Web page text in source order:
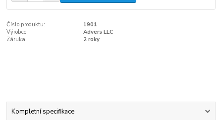
Číslo produktu:
1901
Výrobce:
Advers LLC
Záruka:
2 roky
Kompletní specifikace